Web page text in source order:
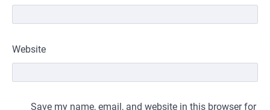
Website
Save my name, email, and website in this browser for